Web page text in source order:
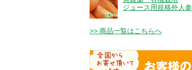
ジュース用規格外人参
>> 商品一覧はこちらへ